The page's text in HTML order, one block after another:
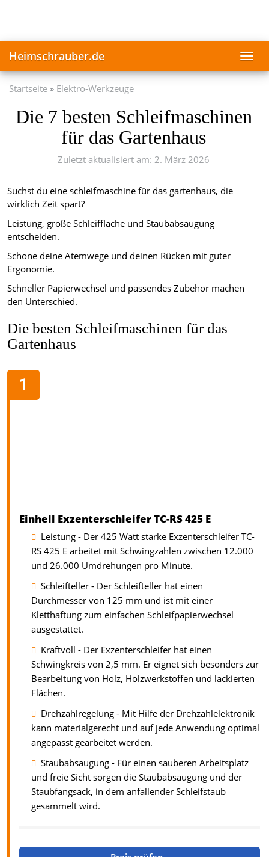
Heimschrauber.de
Startseite Elektro-Werkzeuge
Die 7 besten Schleifmaschinen
für das Gartenhaus
Zuletzt aktualisiert am: 2. März 2026
Suchst du eine schleifmaschine für das gartenhaus, die
wirklich Zeit spart?
Leistung, große Schleiffläche und Staubabsaugung
entscheiden.
Schone deine Atemwege und deinen Rücken mit guter
Ergonomie.
Schneller Papierwechsel und passendes Zubehör machen
den Unterschied.
Die besten Schleifmaschinen für das
Gartenhaus
Einhell Exzenterschleifer TC-RS 425 E
Leistung - Der 425 Watt starke Exzenterschleifer TC-
RS 425 E arbeitet mit Schwingzahlen zwischen 12.000
und 26.000 Umdrehungen pro Minute.
Schleifteller - Der Schleifteller hat einen
Durchmesser von 125 mm und ist mit einer
Kletthaftung zum einfachen Schleifpapierwechsel
ausgestattet.
Kraftvoll - Der Exzenterschleifer hat einen
Schwingkreis von 2,5 mm. Er eignet sich besonders zur
Bearbeitung von Holz, Holzwerkstoffen und lackierten
Flächen.
Drehzahlregelung - Mit Hilfe der Drehzahlelektronik
kann materialgerecht und auf jede Anwendung optimal
angepasst gearbeitet werden.
Staubabsaugung - Für einen sauberen Arbeitsplatz
und freie Sicht sorgen die Staubabsaugung und der
Staubfangsack, in dem anfallender Schleifstaub
gesammelt wird.